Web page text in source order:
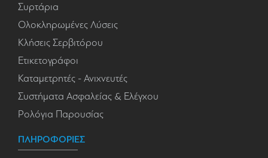
Συρτάρια
Ολοκληρωμένες Λύσεις
Κλήσεις Σερβιτόρου
Ετικετογράφοι
Καταμετρητές - Ανιχνευτές
Συστήματα Ασφαλείας & Ελέγχου
Ρολόγια Παρουσίας
ΠΛΗΡΟΦΟΡΙΕΣ